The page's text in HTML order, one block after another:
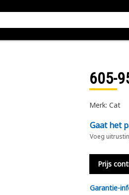
605-
Merk: Cat
Gaat het
Voeg
Prijs
Garantie-